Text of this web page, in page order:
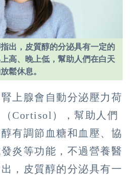
出，皮質醇的分泌具有一定的
高、晚上低，幫助人們在白天
鬆休息。
上腺會自動分泌壓力荷
Cortisol），幫助人們
有調節血糖和血壓、協
炎等功能，不過營養醫
，皮質醇的分泌具有一